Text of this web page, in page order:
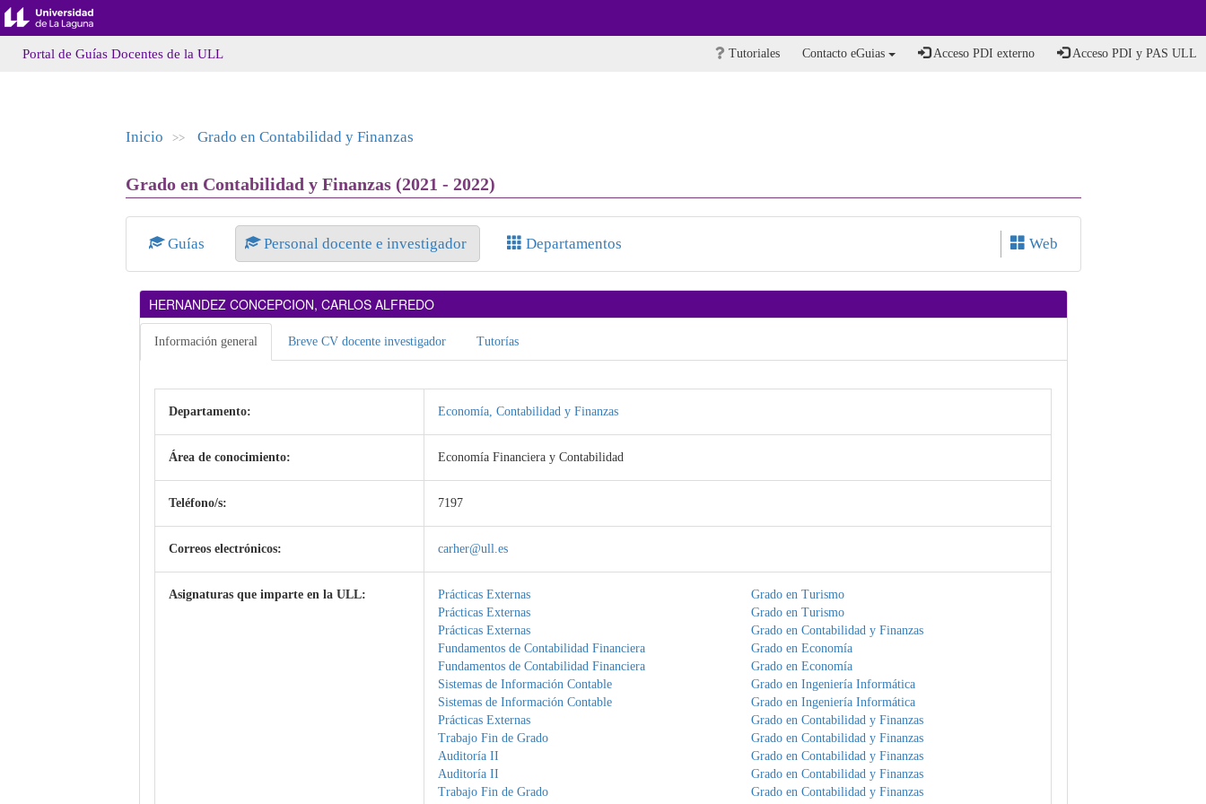
Portal de Guías Docentes de la ULL Tutoriales Contacto eGuias Acceso PDI externo Acceso PDI y PAS ULL
Inicio >> Grado en Contabilidad y Finanzas
Grado en Contabilidad y Finanzas (2021 - 2022)
Guías Personal docente e investigador Departamentos Web
HERNANDEZ CONCEPCION, CARLOS ALFREDO
Información general Breve CV docente investigador Tutorías
Departamento: Economía, Contabilidad y Finanzas
Área de conocimiento: Economía Financiera y Contabilidad
Teléfono/s: 7197
Correos electrónicos: carher@ull.es
Asignaturas que imparte en la ULL: Prácticas Externas
Grado en Turismo
Prácticas Externas
Grado en Turismo
Prácticas Externas
Grado en Contabilidad y Finanzas
Fundamentos de Contabilidad Financiera
Grado en Economía
Fundamentos de Contabilidad Financiera
Grado en Economía
Sistemas de Información Contable
Grado en Ingeniería Informática
Sistemas de Información Contable
Grado en Ingeniería Informática
Prácticas Externas
Grado en Contabilidad y Finanzas
Trabajo Fin de Grado
Grado en Contabilidad y Finanzas
Auditoría II
Grado en Contabilidad y Finanzas
Auditoría II
Grado en Contabilidad y Finanzas
Trabajo Fin de Grado
Grado en Contabilidad y Finanzas